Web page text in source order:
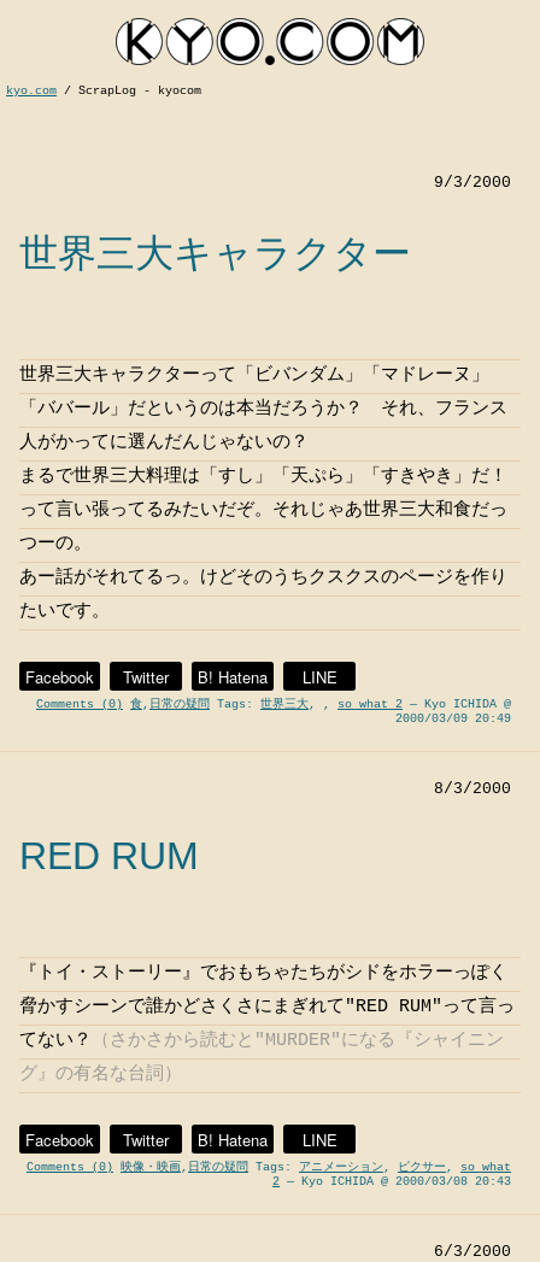
kyocom
kyo.com / ScrapLog - kyocom
9/3/2000
世界三大キャラクター
世界三大キャラクターって「ビバンダム」「マドレーヌ」
「ババール」だというのは本当だろうか？ それ、フランス
人がかってに選んだんじゃないの？
まるで世界三大料理は「すし」「天ぷら」「すきやき」だ！
って言い張ってるみたいだぞ。それじゃあ世界三大和食だっ
つーの。
あー話がそれてるっ。けどそのうちクスクスのページを作り
たいです。
Facebook Twitter B! Hatena LINE
Comments (0) 食, 日常の疑問 Tags: 世界三大, , so what 2 — Kyo ICHIDA @
2000/03/09 20:49
8/3/2000
RED RUM
『トイ・ストーリー』でおもちゃたちがシドをホラーっぽく
脅かすシーンで誰かどさくさにまぎれて"RED RUM"って言っ
てない？
（さかさから読むと"MURDER"になる『シャイニン
グ』の有名な台詞）
Facebook Twitter B! Hatena LINE
Comments (0) 映像・映画 , 日常の疑問 Tags: アニメーション , ピクサー , so what
2 — Kyo ICHIDA @ 2000/03/08 20:43
6/3/2000